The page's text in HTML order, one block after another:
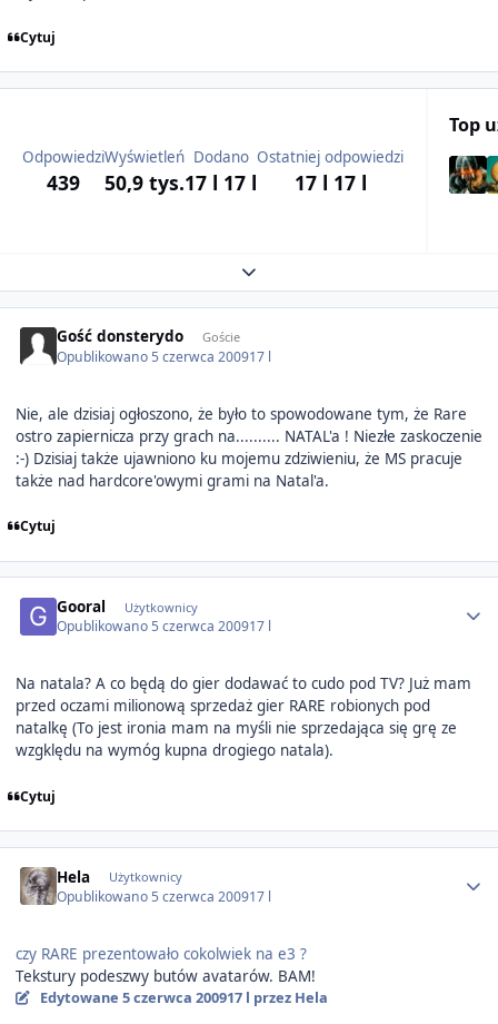
Cytuj
Odpowiedzi
439
Wyświetleń
50,9 tys.
Dodano
17 l 17 l
Ostatniej odpowiedzi
17 l 17 l
Top
Expand topic overview
Gość donsterydo Goście
Opublikowano 5 czerwca 200917 l
Nie, ale dzisiaj ogłoszono, że było to spowodowane tym, że Rare
ostro zapiernicza przy grach na.......... NATAL'a ! Niezłe zaskoczenie
:-) Dzisiaj także ujawniono ku mojemu zdziwieniu, że MS pracuje
także nad hardcore'owymi grami na Natal'a.
Cytuj
Gooral Użytkownicy
Opublikowano 5 czerwca 200917 l
Na natala? A co będą do gier dodawać to cudo pod TV? Już mam
przed oczami milionową sprzedaż gier RARE robionych pod
natalkę (To jest ironia mam na myśli nie sprzedająca się grę ze
wzgklędu na wymóg kupna drogiego natala).
Cytuj
Hela Użytkownicy
Opublikowano 5 czerwca 200917 l
czy RARE prezentowało cokolwiek na e3 ?
Tekstury podeszwy butów avatarów. BAM!
Edytowane 5 czerwca 200917 l przez Hela